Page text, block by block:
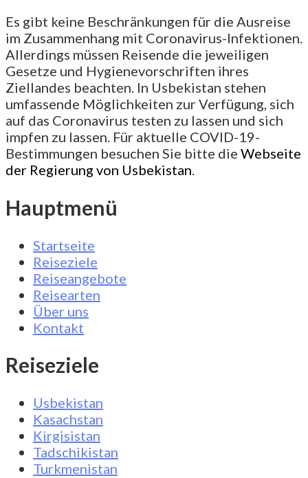
Es gibt keine Beschränkungen für die Ausreise
im Zusammenhang mit Coronavirus-Infektionen.
Allerdings müssen Reisende die jeweiligen
Gesetze und Hygienevorschriften ihres
Ziellandes beachten. In Usbekistan stehen
umfassende Möglichkeiten zur Verfügung, sich
auf das Coronavirus testen zu lassen und sich
impfen zu lassen. Für aktuelle COVID-19-
Bestimmungen besuchen Sie bitte die Webseite
der Regierung von Usbekistan
Hauptmenü
Startseite
Reiseziele
Reiseangebote
Reisearten
Über uns
Kontakt
Reiseziele
Usbekistan
Kasachstan
Kirgisistan
Tadschikistan
Turkmenistan